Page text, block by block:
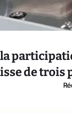
de trois